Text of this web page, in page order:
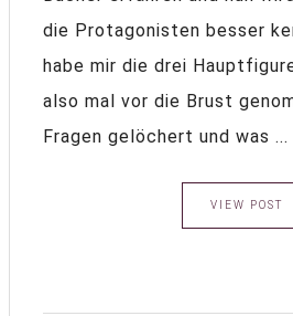
die Protagonisten besser
habe mir die drei
also mal vor die Brust
Fragen gelöchert und was ...
VIEW POST